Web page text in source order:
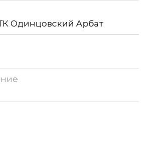
Одинцовский Арбат